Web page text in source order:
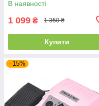
В наявності
1 099 ₴ 1 350 ₴
Купити
–15%